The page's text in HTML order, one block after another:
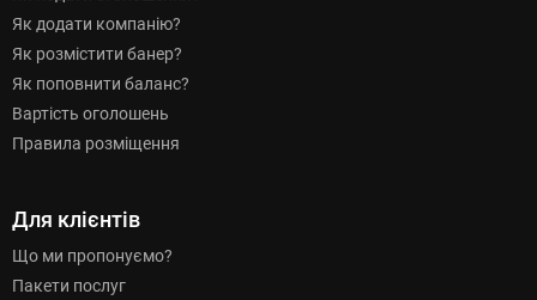
Як додати компанію?
Як розмістити банер?
Як поповнити баланс?
Вартість оголошень
Правила розміщення
Для клієнтів
Що ми пропонуємо?
Пакети послуг